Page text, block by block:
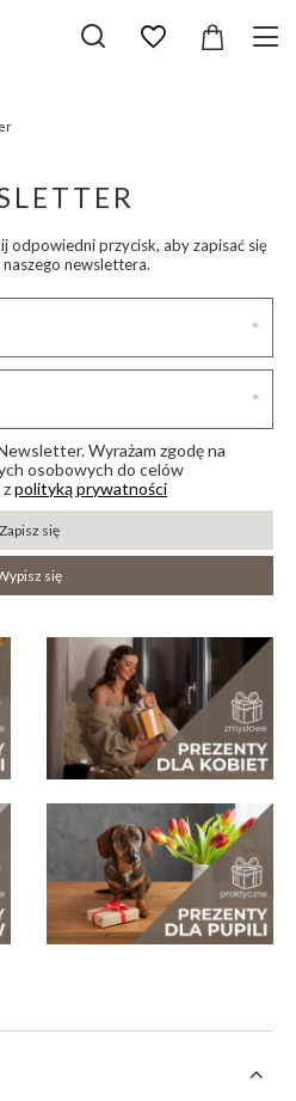
odpowiedni przycisk, aby zapisać się
newslettera.
Wyrażam zgodę na
osobowych do celów
zpolityką prywatności
Zapisz się
się